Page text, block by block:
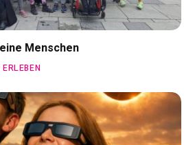
Menschen